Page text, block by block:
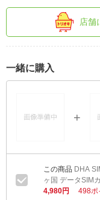
店舗
一緒に購入
DHA
ヶ国 データSIM
4,980円
498ポ